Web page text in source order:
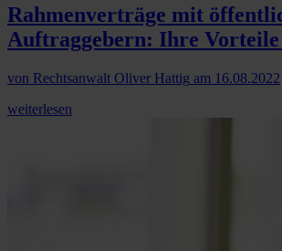
Rahmenverträge mit
Auftraggebern: Ihre
von Rechtsanwalt Oliver Hattig am 16.08.2022
weiterlesen